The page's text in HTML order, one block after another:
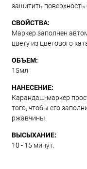
защитить поверхность
СВОЙСТВА:
Маркер заполнен
цвету из цветового
ОБЪЕМ:
15мл
НАНЕСЕНИЕ:
Карандаш-маркер
того, чтобы его
ржавчины.
ВЫСЫХАНИЕ:
10 - 15 минут.